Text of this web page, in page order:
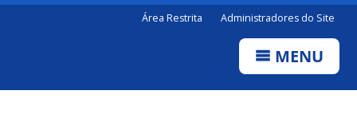
Área Restrita Administradores do Site
MENU